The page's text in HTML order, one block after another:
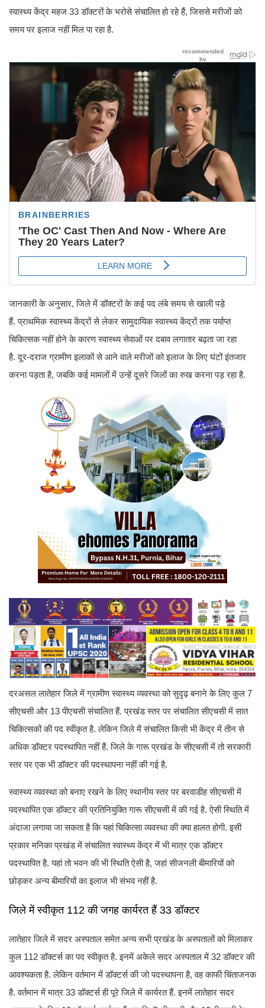
स्वास्थ्य केंद्र महज 33 डॉक्टरों के भरोसे संचालित हो रहे हैं, जिससे मरीजों को
समय पर इलाज नहीं मिल पा रहा है.
जानकारी के अनुसार, जिले में डॉक्टरों के कई पद लंबे समय से खाली पड़े
हैं. प्राथमिक स्वास्थ्य केंद्रों से लेकर सामुदायिक स्वास्थ्य केंद्रों तक पर्याप्त
चिकित्सक नहीं होने के कारण स्वास्थ्य सेवाओं पर दबाव लगातार बढ़ता जा रहा
है. दूर-दराज ग्रामीण इलाकों से आने वाले मरीजों को इलाज के लिए घंटों इंतजार
करना पड़ता है, जबकि कई मामलों में उन्हें दूसरे जिलों का रुख करना पड़ रहा है.
दरअसल लातेहार जिले में ग्रामीण स्वास्थ्य व्यवस्था को सुदृढ़ बनाने के लिए कुल 7
सीएचसी और 13 पीएचसी संचालित हैं. प्रखंड स्तर पर संचालित सीएचसी में सात
चिकित्सकों की पद स्वीकृत है. लेकिन जिले में संचालित किसी भी केंद्र में तीन से
अधिक डॉक्टर पदस्थापित नहीं हैं. जिले के गारू प्रखंड के सीएचसी में तो सरकारी
स्तर पर एक भी डॉक्टर की पदस्थापना नहीं की गई है.
स्वास्थ्य व्यवस्था को बनाए रखने के लिए स्थानीय स्तर पर बरवाडीह सीएचसी में
पदस्थापित एक डॉक्टर की प्रतिनियुक्ति गारू सीएचसी में की गई है. ऐसी स्थिति में
अंदाजा लगाया जा सकता है कि यहां चिकित्सा व्यवस्था की क्या हालत होगी. इसी
प्रकार मनिका प्रखंड में संचालित स्वास्थ्य केंद्र में भी मात्र एक डॉक्टर
पदस्थापित है. यहां तो भवन की भी स्थिति ऐसी है, जहां सीजनली बीमारियों को
छोड़कर अन्य बीमारियों का इलाज भी संभव नहीं है.
जिले में स्वीकृत 112 की जगह कार्यरत हैं 33 डॉक्टर
लातेहार जिले में सदर अस्पताल समेत अन्य सभी प्रखंड के अस्पतालों को मिलाकर
कुल 112 डॉक्टर्स का पद स्वीकृत है. इनमें अकेले सदर अस्पताल में 32 डॉक्टर की
आवश्यकता है. लेकिन वर्तमान में डॉक्टर्स की जो पदस्थापना है, वह काफी चिंताजनक
है. वर्तमान में मात्र 33 डॉक्टर्स ही पूरे जिले में कार्यरत हैं. इनमें लातेहार सदर